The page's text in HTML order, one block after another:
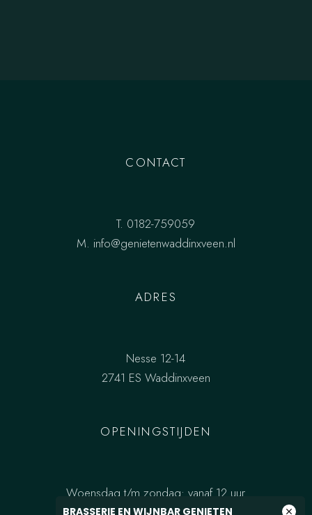
BRASSERIE EN WIJNBAR GENIETEN close
CONTACT
T. 0182-759059
M. info@genietenwaddinxveen.nl
ADRES
Nesse 12-14
2741 ES Waddinxveen
OPENINGSTIJDEN
Woensdag t/m zondag: vanaf 12 uur